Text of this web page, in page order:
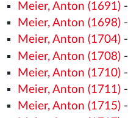
Meier, Anton (1691)-
Meier, Anton (1698)-
Meier, Anton (1704)-
Meier, Anton (1708)-
Meier, Anton (1710)-
Meier, Anton (1711)-
Meier, Anton (1715)-